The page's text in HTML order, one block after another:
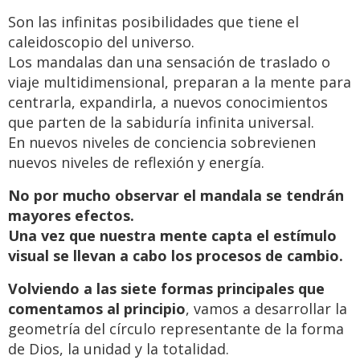
Son las infinitas posibilidades que tiene el
caleidoscopio del universo.
Los mandalas dan una sensación de traslado o
viaje multidimensional, preparan a la mente para
centrarla, expandirla, a nuevos conocimientos
que parten de la sabiduría infinita universal.
En nuevos niveles de conciencia sobrevienen
nuevos niveles de reflexión y energía.
No por mucho observar el mandala se tendrán
mayores efectos.
Una vez que nuestra mente capta el estímulo
visual se llevan a cabo los procesos de cambio.
Volviendo a las siete formas principales que
comentamos al principio, vamos a desarrollar la
geometría del círculo representante de la forma
de Dios, la unidad y la totalidad.